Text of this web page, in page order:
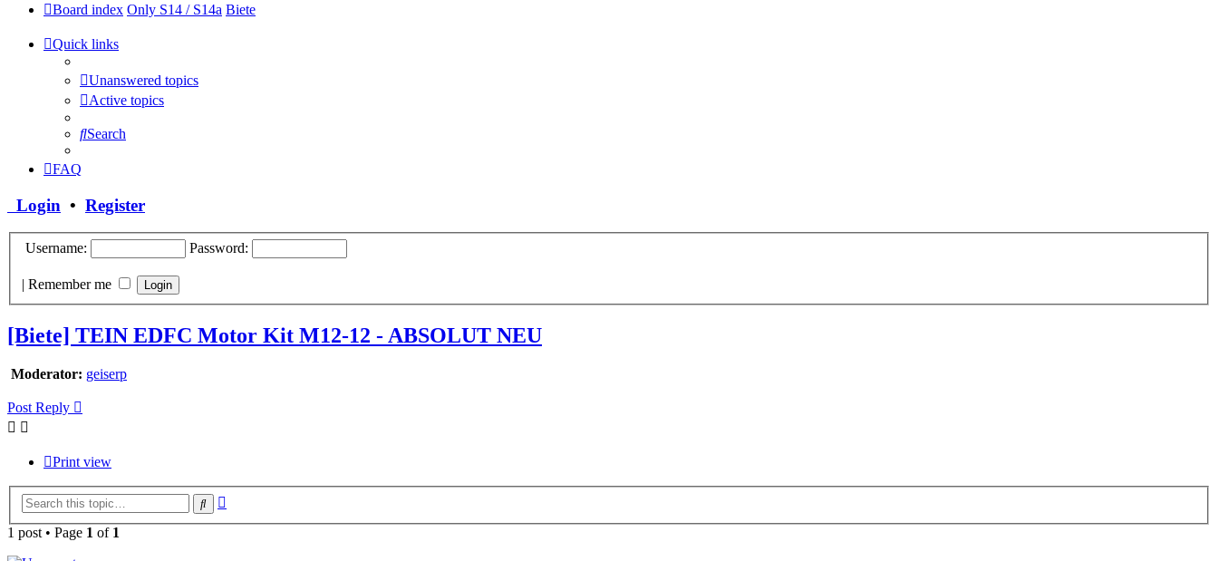
Board index Only S14 / S14a Biete
Quick links
Unanswered topics
Active topics
Search
FAQ
Login • Register
Username: Password:
| Remember me
[Biete] TEIN EDFC Motor Kit M12-12 - ABSOLUT NEU
Moderator: geiserp
Post Reply
Print view
Search
1 post • Page 1 of 1